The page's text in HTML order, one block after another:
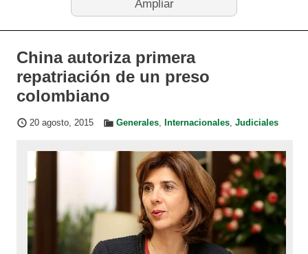
Ampliar
China autoriza primera
repatriación de un preso
colombiano
20 agosto, 2015 Generales, Internacionales, Judiciales